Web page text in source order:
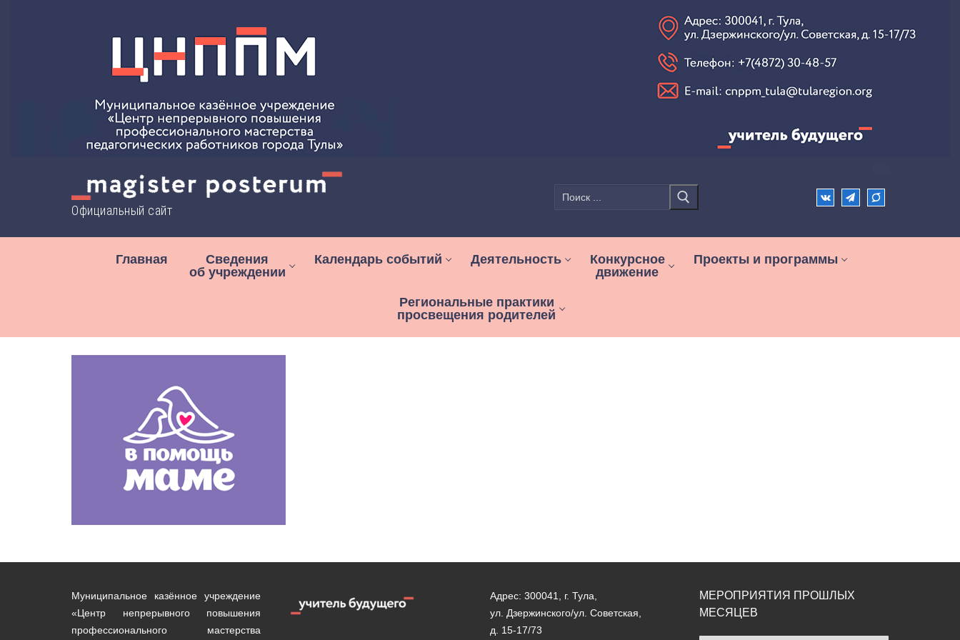
Официальный сайт
Найти:
Главная
Сведения
об учреждении
Календарь событий Деятельность
Конкурсное
движение
Проекты и программы
Региональные практики
просвещения родителей
Муниципальное казённое учреждение
«Центр непрерывного повышения
профессионального мастерства
Адрес: 300041, г. Тула,
ул. Дзержинского/ул. Советская,
д. 15-17/73
МЕРОПРИЯТИЯ ПРОШЛЫХ
МЕСЯЦЕВ